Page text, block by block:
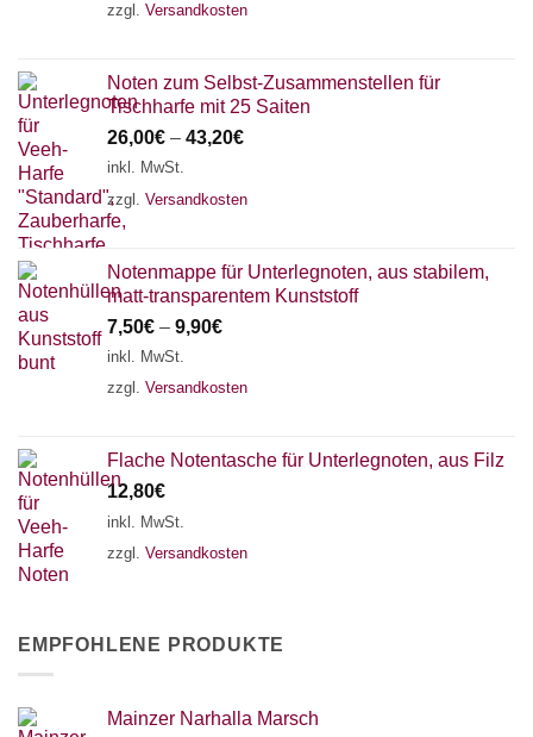
zzgl. Versandkosten
Noten zum Selbst-Zusammenstellen für
Tischharfe mit 25 Saiten
26,00€ – 43,20€
inkl. MwSt.
zzgl. Versandkosten
Notenmappe für Unterlegnoten, aus stabilem,
matt-transparentem Kunststoff
7,50€ – 9,90€
inkl. MwSt.
zzgl. Versandkosten
Flache Notentasche für Unterlegnoten, aus Filz
12,80€
inkl. MwSt.
zzgl. Versandkosten
EMPFOHLENE PRODUKTE
Mainzer Narhalla Marsch